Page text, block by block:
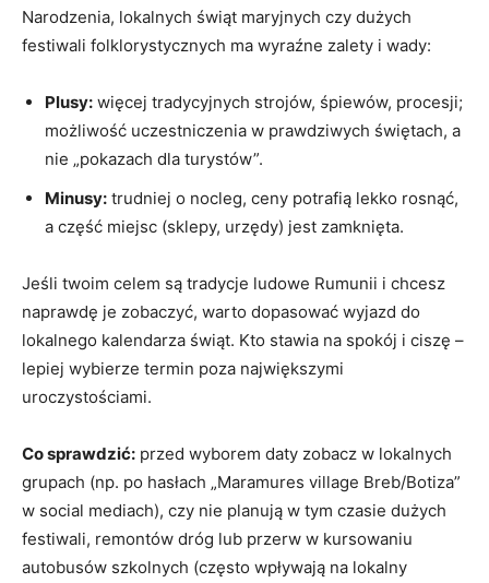
Narodzenia, lokalnych świąt maryjnych czy dużych
festiwali folklorystycznych ma wyraźne zalety i wady:
Plusy: więcej tradycyjnych strojów, śpiewów, procesji;
możliwość uczestniczenia w prawdziwych świętach, a
nie „pokazach dla turystów”.
Minusy: trudniej o nocleg, ceny potrafią lekko rosnąć,
a część miejsc (sklepy, urzędy) jest zamknięta.
Jeśli twoim celem są tradycje ludowe Rumunii i chcesz
naprawdę je zobaczyć, warto dopasować wyjazd do
lokalnego kalendarza świąt. Kto stawia na spokój i ciszę –
lepiej wybierze termin poza największymi
uroczystościami.
Co sprawdzić: przed wyborem daty zobacz w lokalnych
grupach (np. po hasłach „Maramures village Breb/Botiza”
w social mediach), czy nie planują w tym czasie dużych
festiwali, remontów dróg lub przerw w kursowaniu
autobusów szkolnych (często wpływają na lokalny